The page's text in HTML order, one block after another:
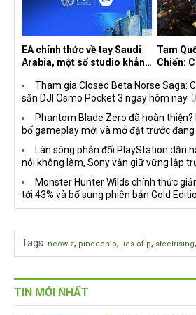
EA chính thức về tay Saudi
Arabia, một số studio khẳng
lược DEI
Tam
Chiến:
sáu thị
Tham gia Closed Beta Norse Saga:
săn DJI Osmo Pocket 3 ngay hôm nay
Phantom Blade Zero đã hoàn thiện?
bố gameplay mới và mở đặt trước đang
Làn sóng phản đối PlayStation dần
nói không làm, Sony vẫn giữ vững lập
Monster Hunter Wilds chính thức
tới 43% và bổ sung phiên bản Gold
Tags: neowiz, pinocchio, lies of p, steelrising,
TIN MỚI NHẤT